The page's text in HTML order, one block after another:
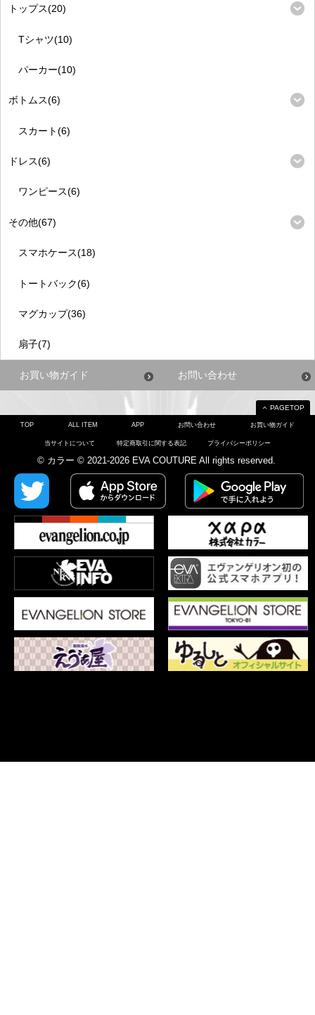
トップス(20)
Tシャツ(10)
パーカー(10)
ボトムス(6)
スカート(6)
ドレス(6)
ワンピース(6)
その他(67)
スマホケース(18)
トートバック(6)
マグカップ(36)
扇子(7)
お買い物ガイド お問い合わせ
PAGETOP
TOP ALL ITEM APP お問い合わせ お買い物ガイド
当サイトについて 特定商取引に関する表記 プライバシーポリシー
© カラー © 2021-2026 EVA COUTURE All rights reserved.